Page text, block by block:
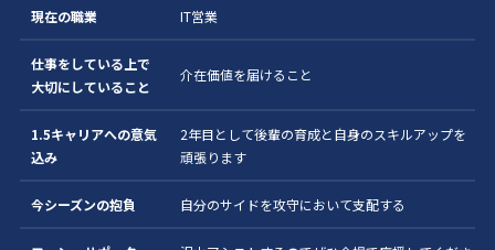
現在の職業 IT営業
仕事をしている上で
大切にしていること
介在価値を届けること
1.5キャリアへの意気
込み
2年目として後輩の育成と自身のスキルアップを
頑張ります
今シーズンの抱負 自分のサイドを攻守において支配する